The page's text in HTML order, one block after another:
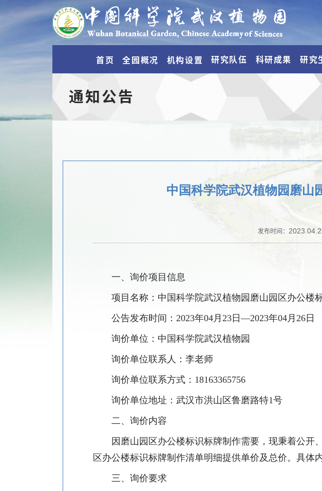
首页 全园概况 机构设置 研究队伍 科研成果 研究
通知公告
中国科学院武汉植物园磨山
发布时间：
一、询价项目信息
项目名称：中国科学院武汉植物园磨山园区办公楼
公告发布时间： 2023年04 月 23日—2023年04 月 26日
询价单位：中国科学院武汉植物园
询价单位联系人：李老师
询价单位联系方式： 18163365756
询价单位地址：武汉市洪山区鲁磨路特1号
二、询价内容
因磨山园区办公楼标识标牌制作需要，现秉着公开
区办公楼标识标牌制作清单明细提供单价及总价。具体
三、 询价要求